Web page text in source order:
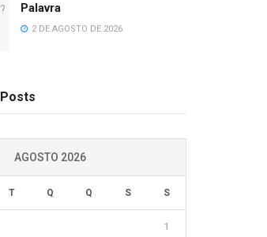
Palavra
2 DE AGOSTO DE 2026
AGOSTO 2026
T Q Q S S
1